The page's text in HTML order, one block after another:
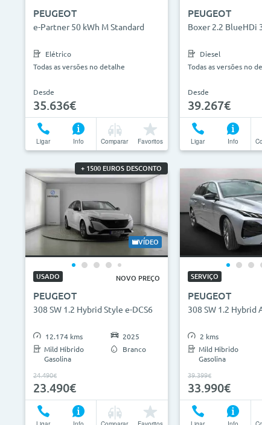
PEUGEOT
e-Partner 50 kWh M Standard
Elétrico
Todas as versões no detalhe
Desde
35.636€
Ligar Info Comparar Favoritos
PEUGEOT
Boxer 2.2 BlueHDi
Diesel
Todas as versões no
Desde
39.267€
Ligar Info
+ 1500 EUROS DESCONTO
VÍDEO
USADO NOVO PREÇO
PEUGEOT
308 SW 1.2 Hybrid Style e-DCS6
12.174 kms
Mild Hibrido
Gasolina
2025
Branco
24.490€
23.490€
SERVIÇO
PEUGEOT
308 SW 1.2 Hybrid
2 kms
Mild Hibrido
Gasolina
39.399€
33.990€